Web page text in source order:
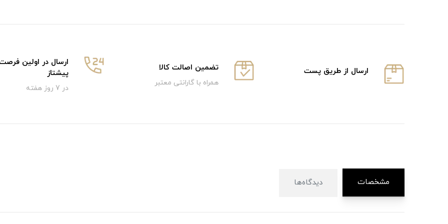
ارسال از طریق پست تضمین اصالت کالا
همراه با گارانتی معتبر
ارسال در اولین
پیشتاز
در 7 روز هفته
مشخصات دیدگاه‌ها